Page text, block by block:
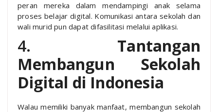
peran mereka dalam mendampingi anak selama
proses belajar digital. Komunikasi antara sekolah dan
wali murid pun dapat difasilitasi melalui aplikasi.
4. Tantangan
Membangun Sekolah
Digital di Indonesia
Walau memiliki banyak manfaat, membangun sekolah